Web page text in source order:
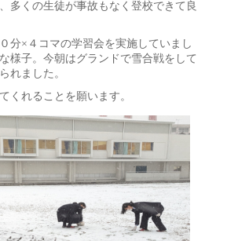
多くの生徒が事故もなく登校できて良
分×４コマの学習会を実施していまし
様子。今朝はグランドで雪合戦をして
れました。
くれることを願います。